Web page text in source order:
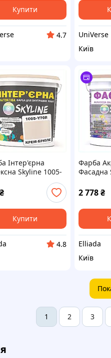
Купити
4.7
UniVerse
Київ
Інтер'єрна
Skyline 1005-
Крем-брюле 1л
₴
Купити
4.8
Фарба
Фасадна
8A206418H
2 778 ₴
Elliada
Київ
1 2 3